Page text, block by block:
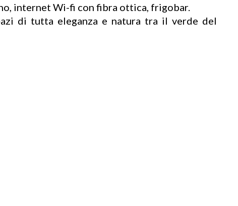
internet Wi-fi con fibra ottica, frigobar.
di tutta eleganza e natura tra il verde del